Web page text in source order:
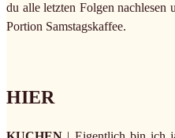
du alle letzten Folgen nachlesen
Portion Samstagskaffee.
HIER